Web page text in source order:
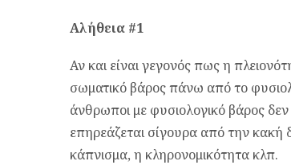
Αλήθεια #1
Αν και είναι γεγονός πως η
σωματικό βάρος πάνω από το
άνθρωποι με φυσιολογικό βάρος
επηρεάζεται σίγουρα από την
κάπνισμα, η κληρονομικότητα κλπ.